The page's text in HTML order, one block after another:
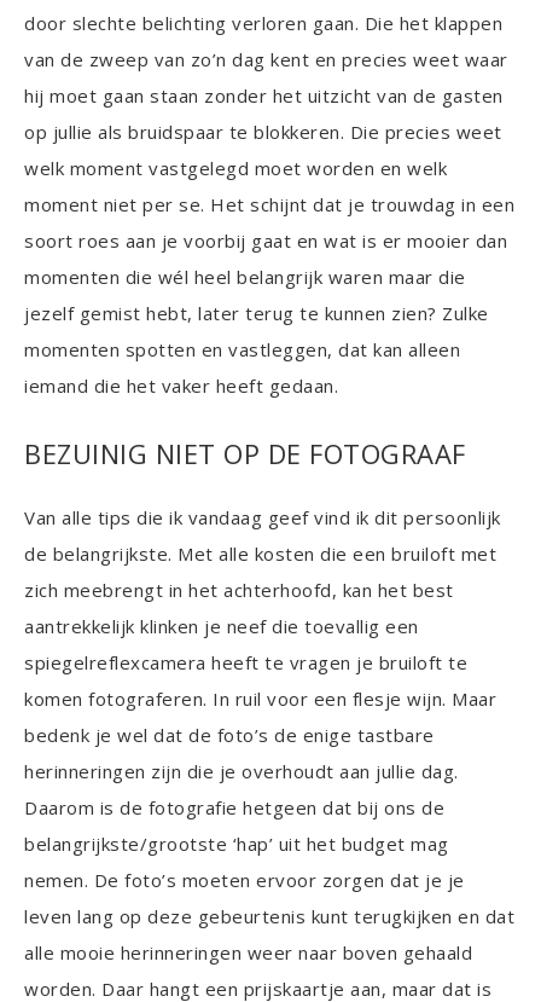
door slechte belichting verloren gaan. Die het klappen
van de zweep van zo’n dag kent en precies weet waar
hij moet gaan staan zonder het uitzicht van de gasten
op jullie als bruidspaar te blokkeren. Die precies weet
welk moment vastgelegd moet worden en welk
moment niet per se. Het schijnt dat je trouwdag in een
soort roes aan je voorbij gaat en wat is er mooier dan
momenten die wél heel belangrijk waren maar die
jezelf gemist hebt, later terug te kunnen zien? Zulke
momenten spotten en vastleggen, dat kan alleen
iemand die het vaker heeft gedaan.
BEZUINIG NIET OP DE FOTOGRAAF
Van alle tips die ik vandaag geef vind ik dit persoonlijk
de belangrijkste. Met alle kosten die een bruiloft met
zich meebrengt in het achterhoofd, kan het best
aantrekkelijk klinken je neef die toevallig een
spiegelreflexcamera heeft te vragen je bruiloft te
komen fotograferen. In ruil voor een flesje wijn. Maar
bedenk je wel dat de foto’s de enige tastbare
herinneringen zijn die je overhoudt aan jullie dag.
Daarom is de fotografie hetgeen dat bij ons de
belangrijkste/grootste ‘hap’ uit het budget mag
nemen. De foto’s moeten ervoor zorgen dat je je
leven lang op deze gebeurtenis kunt terugkijken en dat
alle mooie herinneringen weer naar boven gehaald
worden. Daar hangt een prijskaartje aan, maar dat is